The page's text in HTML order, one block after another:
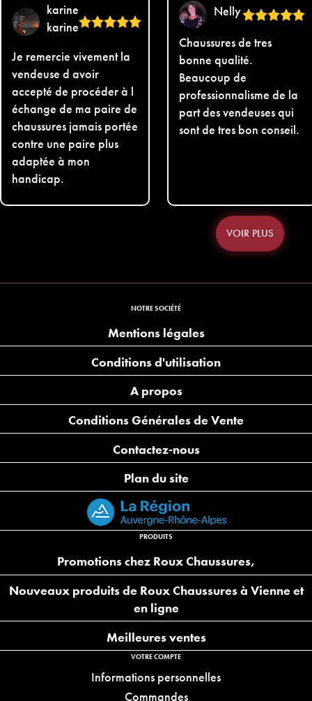
karine
karine
Je remercie vivement la
vendeuse d avoir
accepté de procéder à l
échange de ma paire de
chaussures jamais portée
contre une paire plus
adaptée à mon
handicap.
Nelly
Chaussures de tres
bonne qualité.
Beaucoup de
professionnalisme de la
part des vendeuses qui
sont de tres bon conseil.
VOIR PLUS
NOTRE SOCIÉTÉ
Mentions légales
Conditions d'utilisation
A propos
Conditions Générales de Vente
Contactez-nous
Plan du site
PRODUITS
Promotions chez Roux Chaussures,
Nouveaux produits de Roux Chaussures à Vienne et
en ligne
Meilleures ventes
VOTRE COMPTE
Informations personnelles
Commandes